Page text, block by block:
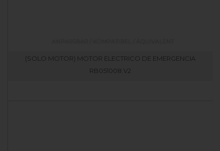
(SOLO MOTOR) MOTOR ELECTRICO DE EMERGENCIA
RB051008.V2